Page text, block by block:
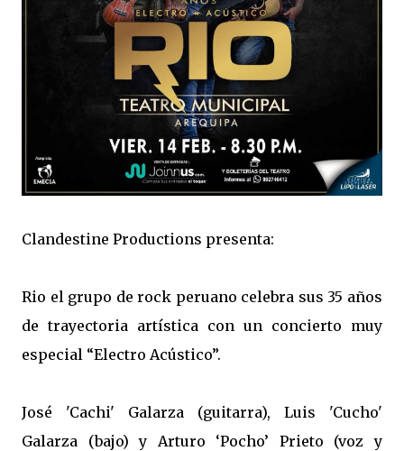
Clandestine Productions presenta:
Rio el grupo de rock peruano celebra sus 35 años
de trayectoria artística con un concierto muy
especial “Electro Acústico”.
José 'Cachi' Galarza (guitarra), Luis 'Cucho'
Galarza (bajo) y Arturo ‘Pocho’ Prieto (voz y